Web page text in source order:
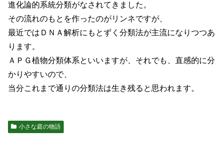
進化論的系統分類がなされてきました。
その流れのもとを作ったのがリンネですが、
最近ではＤＮＡ解析にもとずく分類法が主流になりつつあ
ります。
ＡＰＧ植物分類体系といいますが、それでも、直感的に分
かりやすいので、
当分これまで通りの分類法は生き残ると思われます。
小さな庭の物語